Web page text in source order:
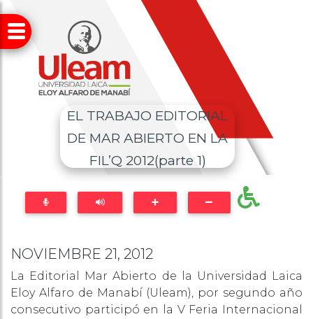
EL TRABAJO EDITORIAL
DE MAR ABIERTO EN LA
FIL’Q 2012(parte 1)
NOVIEMBRE 21, 2012
La Editorial Mar Abierto de la Universidad Laica
Eloy Alfaro de Manabí (Uleam), por segundo año
consecutivo participó en la V Feria Internacional